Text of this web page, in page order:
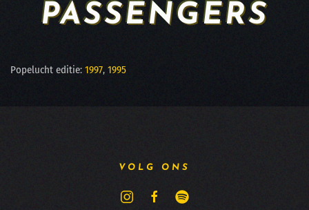
PASSENGERS
Popelucht editie: 1997, 1995
VOLG ONS